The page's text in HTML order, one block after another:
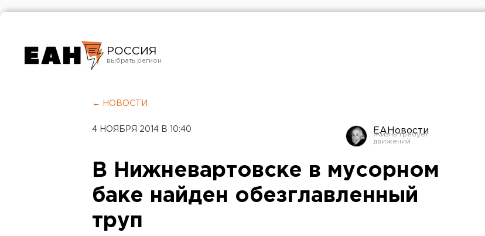
РОССИЯ
Челябинск
← НОВОСТИ
4 НОЯБРЯ 2014 В 10:40 ЕАНовости
В Нижневартовске в мусорном
баке найден обезглавленный
труп